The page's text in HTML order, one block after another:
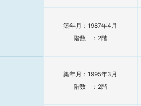
築年月：1987年4月
階数 ：2階
築年月：1995年3月
階数 ：2階